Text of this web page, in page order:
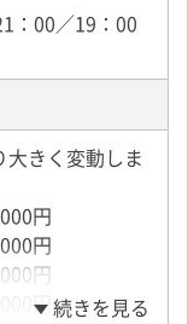
：00／19：00
きく変動しま
円
円
円
円続きを見る